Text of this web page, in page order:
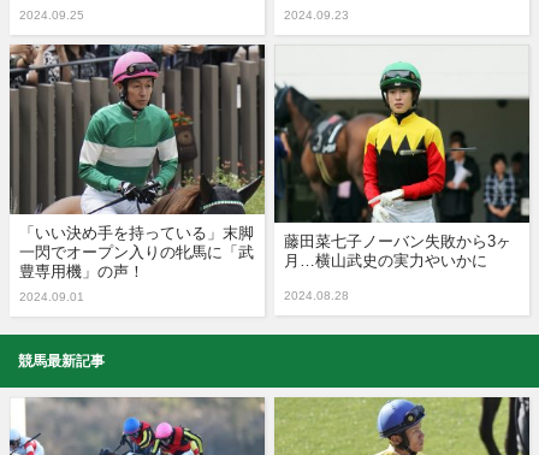
2024.09.25 2024.09.23
「いい決め手を持っている」末脚
一閃でオープン入りの牝馬に「武
豊専用機」の声！
2024.09.01
藤田菜七子ノーバン失敗から3ヶ
月…横山武史の実力やいかに
2024.08.28
競馬最新記事